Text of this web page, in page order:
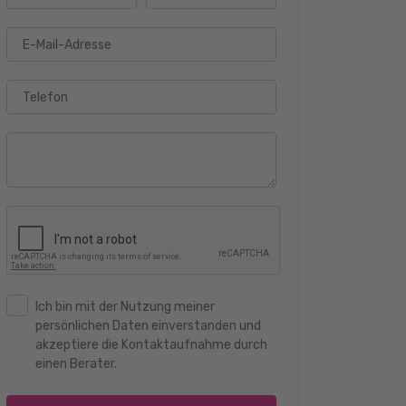
E-Mail-Adresse
Telefon
Ich bin mit der Nutzung meiner
persönlichen Daten einverstanden und
akzeptiere die Kontaktaufnahme durch
einen Berater.